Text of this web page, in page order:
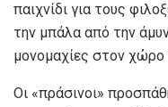
παιχνίδι για τους
την μπάλα από την
μονομαχίες στον χώρο
Οι «πράσινοι»